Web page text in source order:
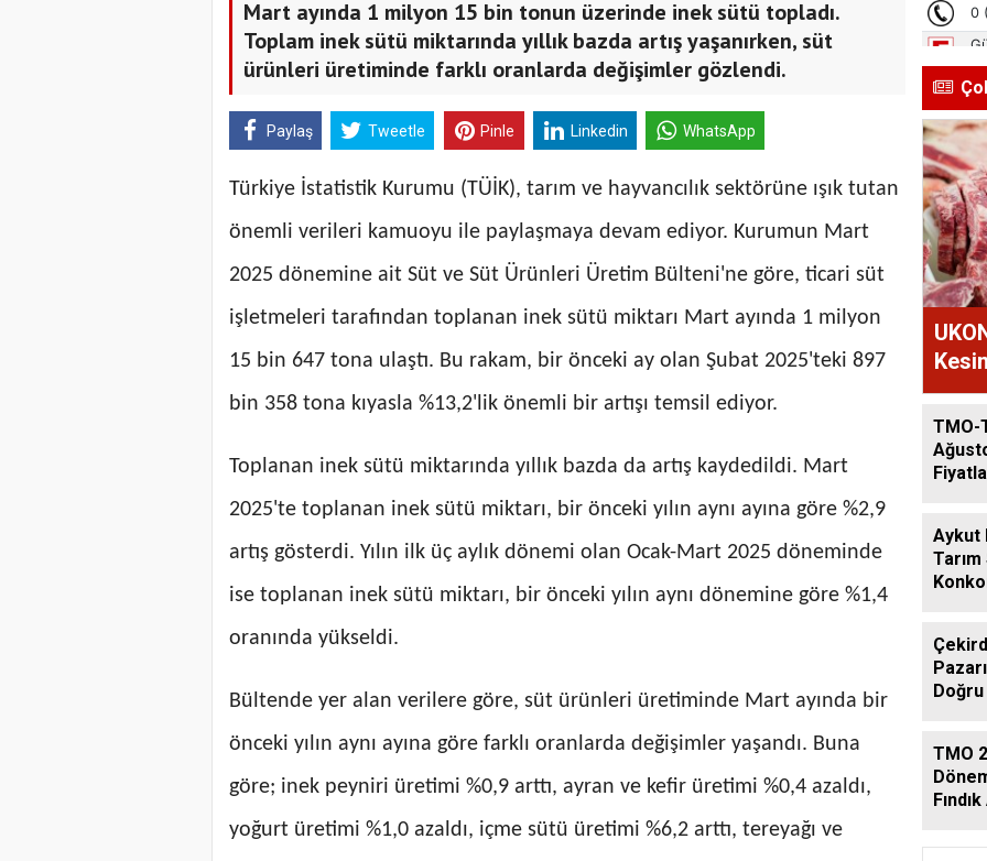
Mart ayında 1 milyon 15 bin tonun üzerinde inek sütü topladı.
Toplam inek sütü miktarında yıllık bazda artış yaşanırken, süt
ürünleri üretiminde farklı oranlarda değişimler gözlendi.
Paylaş Tweetle Pinle Linkedin WhatsApp
Türkiye İstatistik Kurumu (TÜİK), tarım ve hayvancılık sektörüne ışık tutan
önemli verileri kamuoyu ile paylaşmaya devam ediyor. Kurumun Mart
2025 dönemine ait Süt ve Süt Ürünleri Üretim Bülteni'ne göre, ticari süt
işletmeleri tarafından toplanan inek sütü miktarı Mart ayında 1 milyon
15 bin 647 tona ulaştı. Bu rakam, bir önceki ay olan Şubat 2025'teki 897
bin 358 tona kıyasla %13,2'lik önemli bir artışı temsil ediyor.
Toplanan inek sütü miktarında yıllık bazda da artış kaydedildi. Mart
2025'te toplanan inek sütü miktarı, bir önceki yılın aynı ayına göre %2,9
artış gösterdi. Yılın ilk üç aylık dönemi olan Ocak-Mart 2025 döneminde
ise toplanan inek sütü miktarı, bir önceki yılın aynı dönemine göre %1,4
oranında yükseldi.
Bültende yer alan verilere göre, süt ürünleri üretiminde Mart ayında bir
önceki yılın aynı ayına göre farklı oranlarda değişimler yaşandı. Buna
göre; inek peyniri üretimi %0,9 arttı, ayran ve kefir üretimi %0,4 azaldı,
yoğurt üretimi %1,0 azaldı, içme sütü üretimi %6,2 arttı, tereyağı ve
TMO-
Aykut
TMO